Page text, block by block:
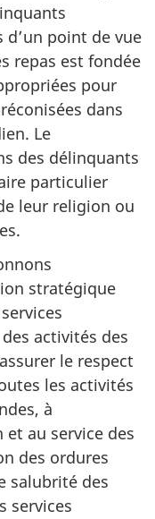
d’un point de vue
repas est fondée
pour
dans
Le
des délinquants
particulier
leur religion ou
stratégique
activités des
le respect
les activités
à
et au service des
des ordures
salubrité des
services